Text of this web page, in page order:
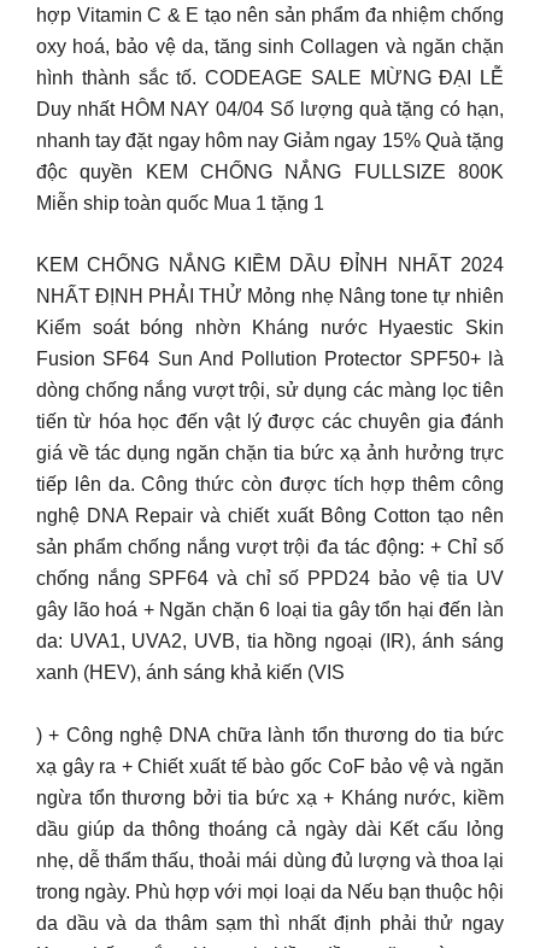
hợp Vitamin C & E tạo nên sản phẩm đa nhiệm chống
oxy hoá, bảo vệ da, tăng sinh Collagen và ngăn chặn
hình thành sắc tố. CODEAGE SALE MỪNG ĐẠI LỄ
Duy nhất HÔM NAY 04/04 Số lượng quà tặng có hạn,
nhanh tay đặt ngay hôm nay Giảm ngay 15% Quà tặng
độc quyền KEM CHỐNG NẮNG FULLSIZE 800K
Miễn ship toàn quốc Mua 1 tặng 1
KEM CHỐNG NẮNG KIỀM DẦU ĐỈNH NHẤT 2024
NHẤT ĐỊNH PHẢI THỬ Mỏng nhẹ Nâng tone tự nhiên
Kiểm soát bóng nhờn Kháng nước Hyaestic Skin
Fusion SF64 Sun And Pollution Protector SPF50+ là
dòng chống nắng vượt trội, sử dụng các màng lọc tiên
tiến từ hóa học đến vật lý được các chuyên gia đánh
giá về tác dụng ngăn chặn tia bức xạ ảnh hưởng trực
tiếp lên da. Công thức còn được tích hợp thêm công
nghệ DNA Repair và chiết xuất Bông Cotton tạo nên
sản phẩm chống nắng vượt trội đa tác động: + Chỉ số
chống nắng SPF64 và chỉ số PPD24 bảo vệ tia UV
gây lão hoá + Ngăn chặn 6 loại tia gây tổn hại đến làn
da: UVA1, UVA2, UVB, tia hồng ngoại (IR), ánh sáng
xanh (HEV), ánh sáng khả kiến (VIS
) + Công nghệ DNA chữa lành tổn thương do tia bức
xạ gây ra + Chiết xuất tế bào gốc CoF bảo vệ và ngăn
ngừa tổn thương bởi tia bức xạ + Kháng nước, kiềm
dầu giúp da thông thoáng cả ngày dài Kết cấu lỏng
nhẹ, dễ thẩm thấu, thoải mái dùng đủ lượng và thoa lại
trong ngày. Phù hợp với mọi loại da Nếu bạn thuộc hội
da dầu và da thâm sạm thì nhất định phải thử ngay